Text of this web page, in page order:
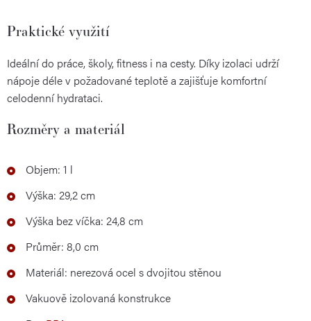
Praktické využití
Ideální do práce, školy, fitness i na cesty. Díky izolaci udrží
nápoje déle v požadované teplotě a zajišťuje komfortní
celodenní hydrataci.
Rozměry a materiál
Objem: 1 l
Výška: 29,2 cm
Výška bez víčka: 24,8 cm
Průměr: 8,0 cm
Materiál: nerezová ocel s dvojitou stěnou
Vakuově izolovaná konstrukce